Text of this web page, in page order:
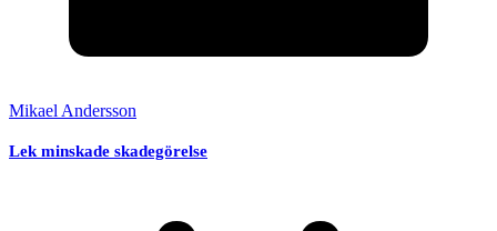
Mikael Andersson
Lek minskade skadegörelse